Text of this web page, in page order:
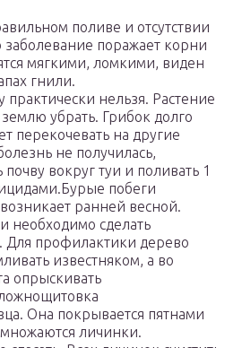
поливе и отсутствии
поражает корни
мягкими, ломкими, виден
гнили.
нельзя. Растение
убрать. Грибок долго
перекочевать на другие
не получилась,
вокруг туи и поливать 1
побеги
ранней весной.
необходимо сделать
Для профилактики дерево
известняком, а во
опрыскивать
Она покрывается пятнами
личинки.